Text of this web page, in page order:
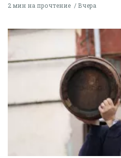
2 мин на прочтение Вчера